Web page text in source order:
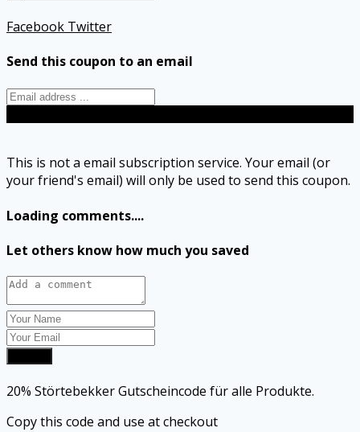
Facebook Twitter
Send this coupon to an email
This is not a email subscription service. Your email (or
your friend's email) will only be used to send this coupon.
Loading comments....
Let others know how much you saved
20% Störtebekker Gutscheincode für alle Produkte.
Copy this code and use at checkout